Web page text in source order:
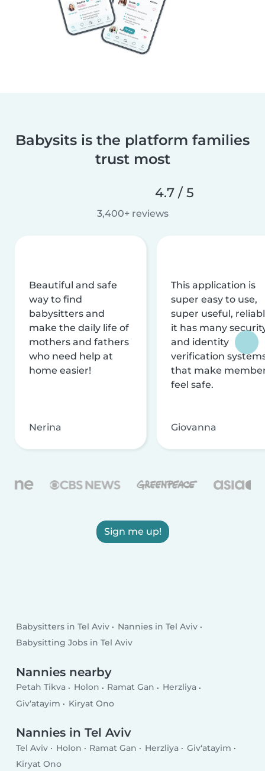
Babysits is the platform families
trust most
4.7 / 5
3,400+ reviews
Beautiful and safe
way to find
babysitters and
make the daily life of
mothers and fathers
who need help at
home easier!
Nerina
This application is
super easy to use,
super useful,
it has many
and identity
verification
that make
feel safe.
Giovanna
Sign me up!
Babysitters in Tel Aviv
Nannies in Tel Aviv
Babysitting Jobs in Tel Aviv
Nannies nearby
Petah Tikva Holon Ramat Gan
Herzliya
Giv‘atayim
Kiryat Ono
Nannies in Tel Aviv
Tel Aviv Holon Ramat Gan Herzliya
Giv‘atayim
Kiryat Ono